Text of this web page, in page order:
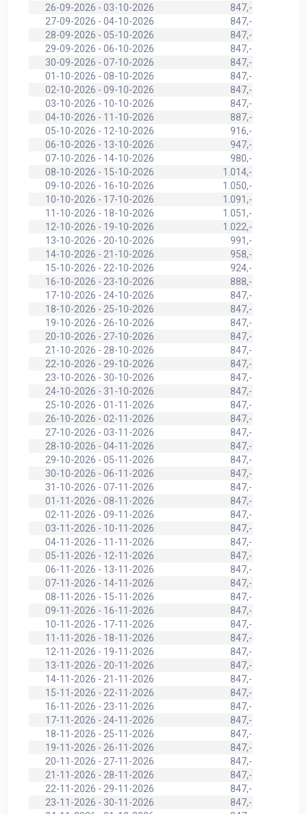
26-09-2026 - 03-10-2026
847,-
27-09-2026 - 04-10-2026
847,-
28-09-2026 - 05-10-2026
847,-
29-09-2026 - 06-10-2026
847,-
30-09-2026 - 07-10-2026
847,-
01-10-2026 - 08-10-2026
847,-
02-10-2026 - 09-10-2026
847,-
03-10-2026 - 10-10-2026
847,-
04-10-2026 - 11-10-2026
887,-
05-10-2026 - 12-10-2026
916,-
06-10-2026 - 13-10-2026
947,-
07-10-2026 - 14-10-2026
980,-
08-10-2026 - 15-10-2026
1.014,-
09-10-2026 - 16-10-2026
1.050,-
10-10-2026 - 17-10-2026
1.091,-
11-10-2026 - 18-10-2026
1.051,-
12-10-2026 - 19-10-2026
1.022,-
13-10-2026 - 20-10-2026
991,-
14-10-2026 - 21-10-2026
958,-
15-10-2026 - 22-10-2026
924,-
16-10-2026 - 23-10-2026
888,-
17-10-2026 - 24-10-2026
847,-
18-10-2026 - 25-10-2026
847,-
19-10-2026 - 26-10-2026
847,-
20-10-2026 - 27-10-2026
847,-
21-10-2026 - 28-10-2026
847,-
22-10-2026 - 29-10-2026
847,-
23-10-2026 - 30-10-2026
847,-
24-10-2026 - 31-10-2026
847,-
25-10-2026 - 01-11-2026
847,-
26-10-2026 - 02-11-2026
847,-
27-10-2026 - 03-11-2026
847,-
28-10-2026 - 04-11-2026
847,-
29-10-2026 - 05-11-2026
847,-
30-10-2026 - 06-11-2026
847,-
31-10-2026 - 07-11-2026
847,-
01-11-2026 - 08-11-2026
847,-
02-11-2026 - 09-11-2026
847,-
03-11-2026 - 10-11-2026
847,-
04-11-2026 - 11-11-2026
847,-
05-11-2026 - 12-11-2026
847,-
06-11-2026 - 13-11-2026
847,-
07-11-2026 - 14-11-2026
847,-
08-11-2026 - 15-11-2026
847,-
09-11-2026 - 16-11-2026
847,-
10-11-2026 - 17-11-2026
847,-
11-11-2026 - 18-11-2026
847,-
12-11-2026 - 19-11-2026
847,-
13-11-2026 - 20-11-2026
847,-
14-11-2026 - 21-11-2026
847,-
15-11-2026 - 22-11-2026
847,-
16-11-2026 - 23-11-2026
847,-
17-11-2026 - 24-11-2026
847,-
18-11-2026 - 25-11-2026
847,-
19-11-2026 - 26-11-2026
847,-
20-11-2026 - 27-11-2026
847,-
21-11-2026 - 28-11-2026
847,-
22-11-2026 - 29-11-2026
847,-
23-11-2026 - 30-11-2026
847,-